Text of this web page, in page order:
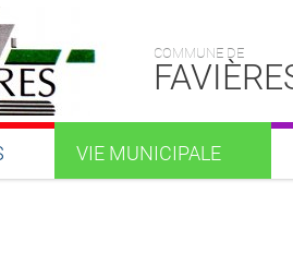
COMMUNE DE
VIE MUNICIPALE